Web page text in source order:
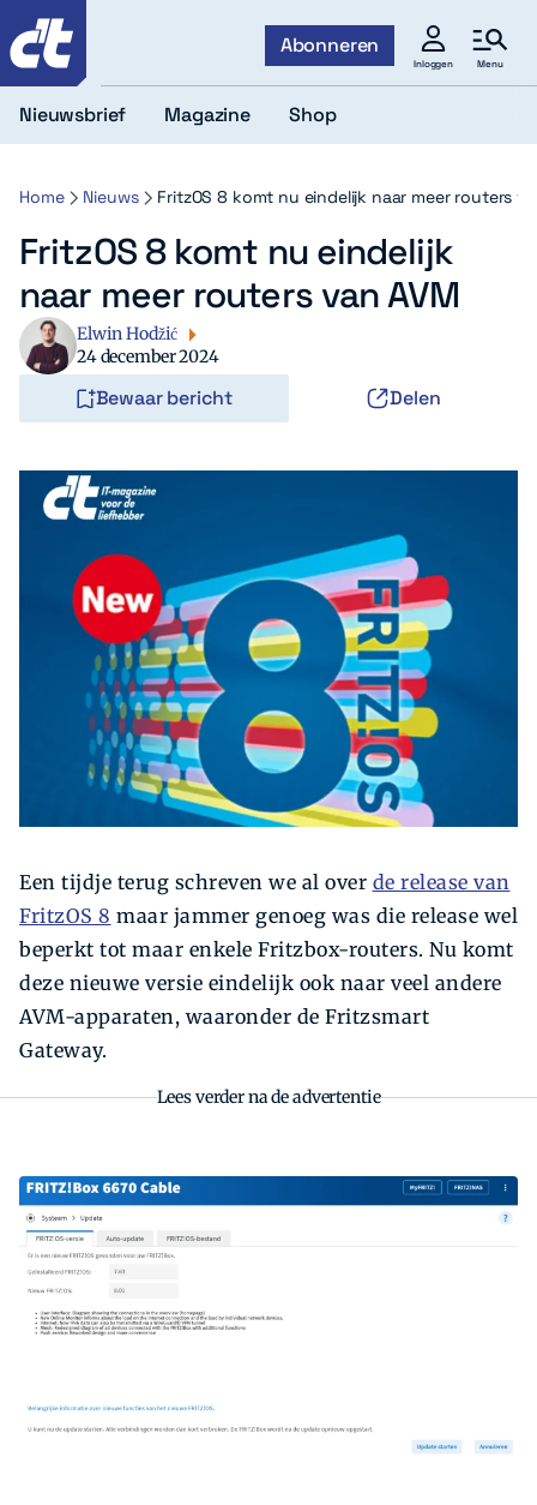
Abonneren
Inloggen Menu
Zoeken
Nieuwsbrief Magazine Shop
Home Nieuws FritzOS 8 komt nu eindelijk naar meer routers
FritzOS 8 komt nu eindelijk
naar meer routers van AVM
Elwin Hodžić
24 december 2024
Bewaar bericht Delen
Een tijdje terug schreven we al over de release van
FritzOS 8 maar jammer genoeg was die release wel
beperkt tot maar enkele Fritzbox-routers. Nu komt
deze nieuwe versie eindelijk ook naar veel andere
AVM-apparaten, waaronder de Fritzsmart
Gateway.
Lees verder na de advertentie